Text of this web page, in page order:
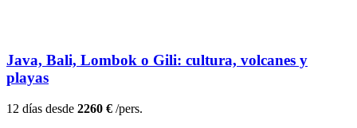
Java, Bali, Lombok o Gili: cultura, volcanes y
playas
12 días desde 2260 € /pers.